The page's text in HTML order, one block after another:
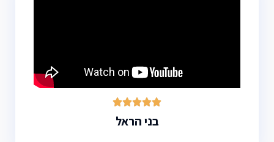





בני הראל